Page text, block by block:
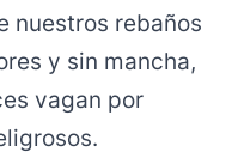
nuestros rebaños
y sin mancha,
vagan por